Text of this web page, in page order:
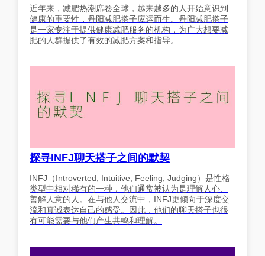
近年来，减肥热潮席卷全球，越来越多的人开始意识到
健康的重要性，丹阳减肥搭子应运而生。丹阳减肥搭子
是一家专注于提供健康减肥服务的机构，为广大想要减
肥的人群提供了有效的减肥方案和指导。
探寻INFJ聊天搭子之间的默契
INFJ（Introverted, Intuitive, Feeling, Judging）是性格
类型中相对稀有的一种，他们通常被认为是理解人心、
善解人意的人。在与他人交流中，INFJ更倾向于深度交
流和真诚表达自己的感受。因此，他们的聊天搭子也很
有可能需要与他们产生共鸣和理解。